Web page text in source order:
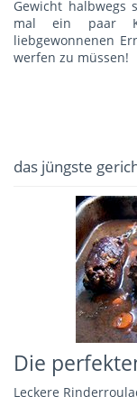
Gewicht
mal ein paar
liebgewonnenen
werfen zu müssen!
das jüngste
Die
Leckere